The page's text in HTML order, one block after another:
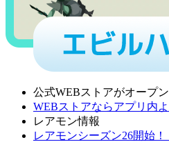
公式WEBストアがオープン
WEBストアならアプリ内
レアモン情報
レアモンシーズン26開始